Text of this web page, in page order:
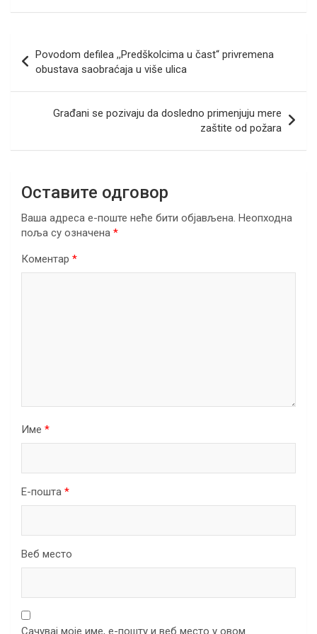
ce
o
o
k
tt
er
ail er ke
dI
n
at
s
A
p
p
e
gr
a
m
ar
чланка
Povodom defilea ,,Predškolcima u čast“ privremena
obustava saobraćaja u više ulica
Građani se pozivaju da dosledno primenjuju mere
zaštite od požara
Оставите одговор
Ваша адреса е-поште неће бити објављена. Неопходна
поља су означена *
Коментар *
Име *
Е-пошта *
Веб место
Сачувај моје име, е-пошту и веб место у овом